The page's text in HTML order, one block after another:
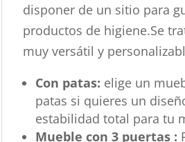
disponer de un sitio para
productos de higiene.Se
muy versátil y
Con patas: elige un
patas si quieres un
estabilidad total para tu
Mueble con 3 puertas :